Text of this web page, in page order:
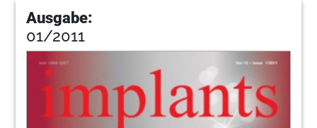
Ausgabe:
01/2011